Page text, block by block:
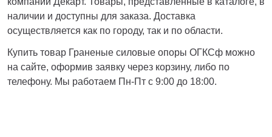
наличии и доступны для заказа. Доставка
осуществляется как по городу, так и по области.
Купить товар Граненые силовые опоры ОГКСф можно
на сайте, оформив заявку через корзину, либо по
телефону. Мы работаем Пн-Пт с 9:00 до 18:00.